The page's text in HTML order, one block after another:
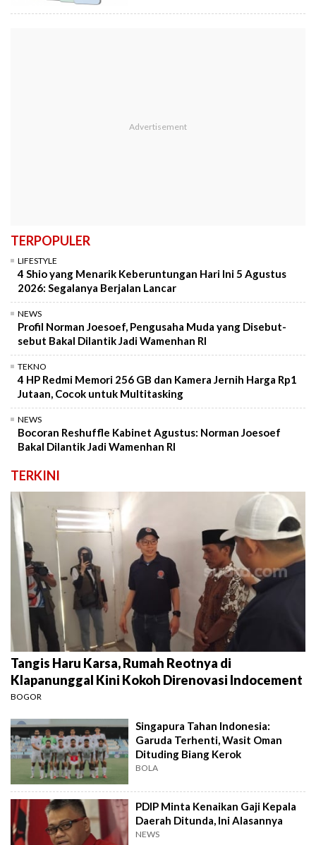
TERPOPULER
LIFESTYLE
4 Shio yang Menarik Keberuntungan Hari Ini 5 Agustus
2026: Segalanya Berjalan Lancar
NEWS
Profil Norman Joesoef, Pengusaha Muda yang Disebut-
sebut Bakal Dilantik Jadi Wamenhan RI
TEKNO
4 HP Redmi Memori 256 GB dan Kamera Jernih Harga Rp1
Jutaan, Cocok untuk Multitasking
NEWS
Bocoran Reshuffle Kabinet Agustus: Norman Joesoef
Bakal Dilantik Jadi Wamenhan RI
TERKINI
Tangis Haru Karsa, Rumah Reotnya di
Klapanunggal Kini Kokoh Direnovasi Indocement
BOGOR
Singapura Tahan Indonesia:
Garuda Terhenti, Wasit Oman
Dituding Biang Kerok
BOLA
PDIP Minta Kenaikan Gaji Kepala
Daerah Ditunda, Ini Alasannya
NEWS